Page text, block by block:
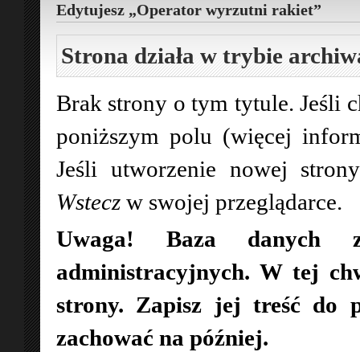
Edytujesz „Operator wyrzutni rakiet”
Strona działa w trybie
Brak strony o tym tytule. Jeśli
poniższym polu (więcej
Jeśli utworzenie nowej
Wstecz w swojej przeglądarce.
Uwaga! Baza danych
administracyjnych. W tej
strony. Zapisz jej treść do
zachować na później.